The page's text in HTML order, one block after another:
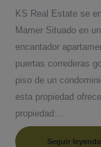
KS Real Estate se
Mamer Situado en
encantador
puertas correderas
piso de un
esta propiedad
propiedad:...
Seguir leyendo